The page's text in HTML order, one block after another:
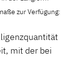
zur Verfügung:
mit der bei